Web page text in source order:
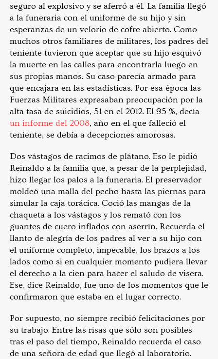
seguro al explosivo y se aferró a él. La familia llegó
a la funeraria con el uniforme de su hijo y sin
esperanzas de un velorio de cofre abierto. Como
muchos otros familiares de militares, los padres del
teniente tuvieron que aceptar que su hijo esquivó
la muerte en las calles para encontrarla luego en
sus propias manos. Su caso parecía armado para
que encajara en las estadísticas. Por esa época las
Fuerzas Militares expresaban preocupación por la
alta tasa de suicidios, 51 en el 2012. El 95 %, decía
un informe del 2008, año en el que falleció el
teniente, se debía a decepciones amorosas.
Dos vástagos de racimos de plátano. Eso le pidió
Reinaldo a la familia que, a pesar de la perplejidad,
hizo llegar los palos a la funeraria. El preservador
moldeó una malla del pecho hasta las piernas para
simular la caja torácica. Coció las mangas de la
chaqueta a los vástagos y los remató con los
guantes de cuero inflados con aserrín. Recuerda el
llanto de alegría de los padres al ver a su hijo con
el uniforme completo, impecable, los brazos a los
lados como si en cualquier momento pudiera llevar
el derecho a la cien para hacer el saludo de visera.
Ese, dice Reinaldo, fue uno de los momentos que le
confirmaron que estaba en el lugar correcto.
Por supuesto, no siempre recibió felicitaciones por
su trabajo. Entre las risas que sólo son posibles
tras el paso del tiempo, Reinaldo recuerda el caso
de una señora de edad que llegó al laboratorio.